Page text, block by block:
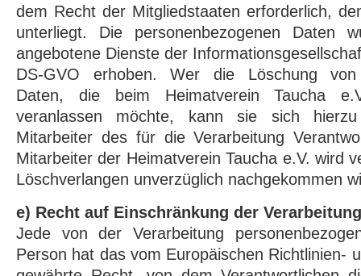
dem Recht der Mitgliedstaaten erforderlich,
unterliegt. Die personenbezogenen Daten
angebotene Dienste der
DS-GVO erhoben. Wer die Löschung von
Daten, die beim Heimatverein Taucha
veranlassen möchte, kann sie sich
Mitarbeiter des für die Verarbeitung
Mitarbeiter der Heimatverein Taucha e.V. wird
Löschverlangen unverzüglich nachgekommen
e) Recht auf Einschränkung der Verarbeitung
Jede von der Verarbeitung
Person hat das vom Europäischen Richtlinien-